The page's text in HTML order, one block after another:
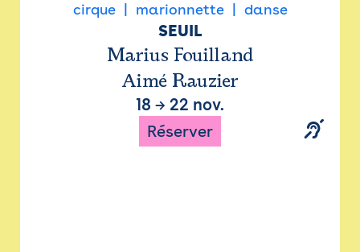
cirque marionnette danse
SEUIL
Marius Fouilland
Aimé Rauzier
18 → 22 nov.
Réserver